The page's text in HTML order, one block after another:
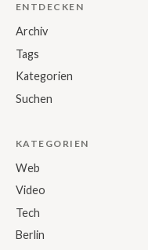
ENTDECKEN
Archiv
Tags
Kategorien
Suchen
KATEGORIEN
Web
Video
Tech
Berlin